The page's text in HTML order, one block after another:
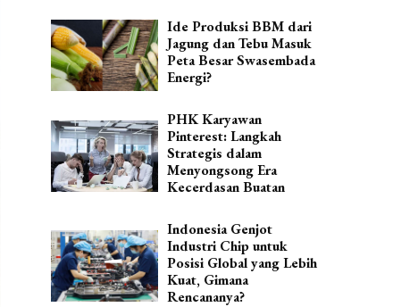
Ide Produksi BBM dari
Jagung dan Tebu Masuk
Peta Besar Swasembada
Energi?
PHK Karyawan
Pinterest: Langkah
Strategis dalam
Menyongsong Era
Kecerdasan Buatan
Indonesia Genjot
Industri Chip untuk
Posisi Global yang Lebih
Kuat, Gimana
Rencananya?